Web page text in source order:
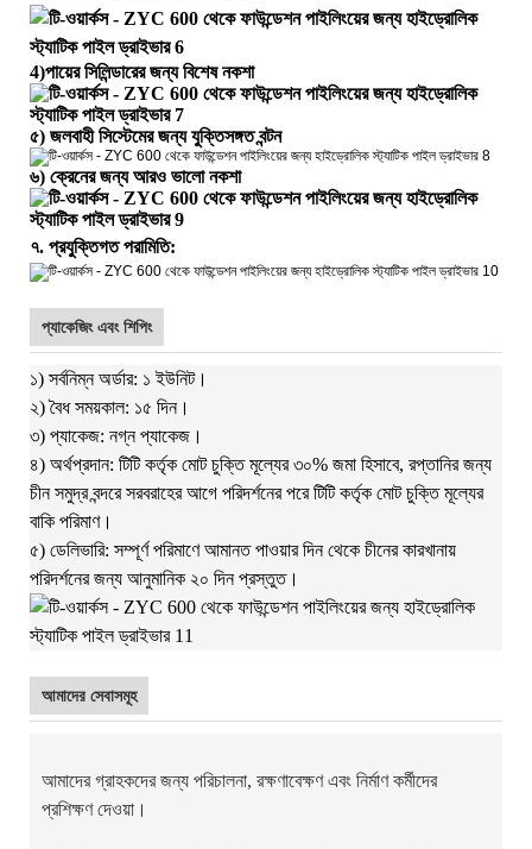
4)পায়ের সিলিন্ডারের জন্য বিশেষ নকশা
৫) জলবাহী সিস্টেমের জন্য যুক্তিসঙ্গত বন্টন
৬) ক্রেনের জন্য আরও ভালো নকশা
৭. প্রযুক্তিগত পরামিতি:
প্যাকেজিং এবং শিপিং
১) সর্বনিম্ন অর্ডার: ১ ইউনিট।
২) বৈধ সময়কাল: ১৫ দিন।
৩) প্যাকেজ: নগ্ন প্যাকেজ।
৪) অর্থপ্রদান: টিটি কর্তৃক মোট চুক্তি মূল্যের ৩০% জমা হিসাবে, রপ্তানির জন্য
চীন সমুদ্র বন্দরে সরবরাহের আগে পরিদর্শনের পরে টিটি কর্তৃক মোট চুক্তি মূল্যের
বাকি পরিমাণ।
৫) ডেলিভারি: সম্পূর্ণ পরিমাণে আমানত পাওয়ার দিন থেকে চীনের কারখানায়
পরিদর্শনের জন্য আনুমানিক ২০ দিন প্রস্তুত।
আমাদের সেবাসমূহ
আমাদের গ্রাহকদের জন্য পরিচালনা, রক্ষণাবেক্ষণ এবং নির্মাণ কর্মীদের
প্রশিক্ষণ দেওয়া।